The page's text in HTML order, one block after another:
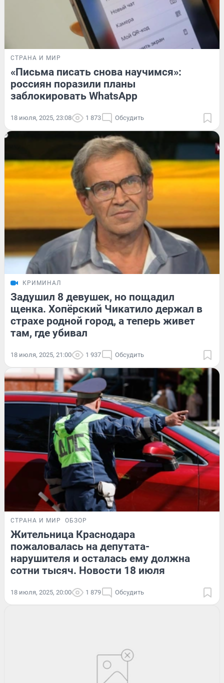
СТРАНА И МИР
«Письма писать снова научимся»:
россиян поразили планы
заблокировать WhatsApp
18 июля, 2025, 23:08 1 873 Обсудить
КРИМИНАЛ
Задушил 8 девушек, но пощадил
щенка. Хопёрский Чикатило держал в
страхе родной город, а теперь живет
там, где убивал
18 июля, 2025, 21:00 1 937 Обсудить
СТРАНА И МИР ОБЗОР
Жительница Краснодара
пожаловалась на депутата-
нарушителя и осталась ему должна
сотни тысяч. Новости 18 июля
18 июля, 2025, 20:00 1 879 Обсудить